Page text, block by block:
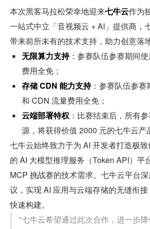
本次黑客马拉松荣幸地迎来七牛云作为
一站式中立「音视频云 + AI」提供商，
带来前所未有的技术支持，助力创意落
无限算力支持：参赛队伍参赛期间
费用全免；
存储 CDN 能力支持：参赛队伍参赛
和 CDN 流量费用全免；
云端部署特权 ：比赛结束后，所有
源，将获得价值 2000 元的七牛云产
七牛云始终致力于为 AI 开发者打造极
的 AI 大模型推理服务（Token API）平
MCP 挑战赛的技术需求。七牛云平台
议，实现 AI 应用与云端存储的无缝衔
快速构建。
"七牛云希望通过此次合作，进一步